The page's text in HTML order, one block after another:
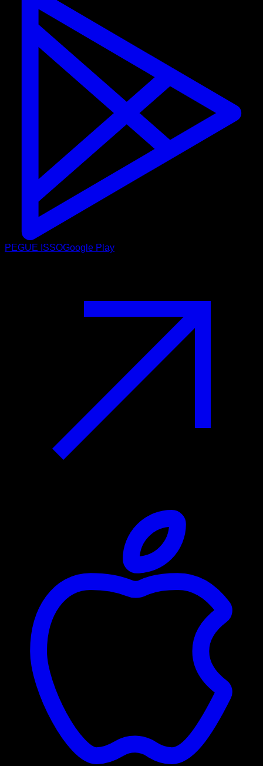
PEGUE ISSOGoogle Play